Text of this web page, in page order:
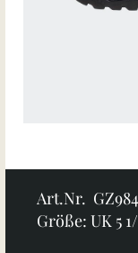
Art.Nr.
Größe: UK 5